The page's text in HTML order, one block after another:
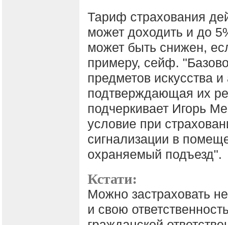
Тариф страхования
может доходить и до
может быть снижен,
примеру, сейф.
предметов искусства и
подтверждающая их
подчеркивает Игорь
условие при
сигнализации в
охраняемый подъезд".
Кстати:
Можно застраховать
и свою